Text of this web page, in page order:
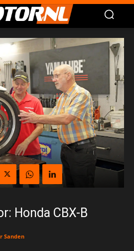
Honda CBX-B
Sanden